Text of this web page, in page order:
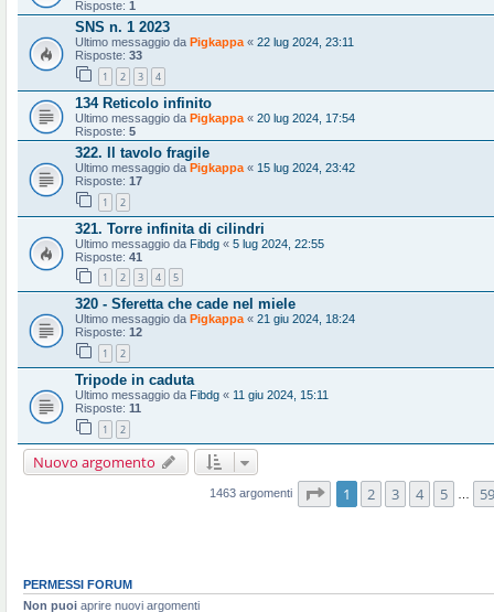
Risposte: 1
SNS n. 1 2023
Ultimo messaggio da Pigkappa« 22 lug 2024, 23:11
Risposte: 33
1 2 3 4
134 Reticolo infinito
Ultimo messaggio da Pigkappa « 20 lug 2024, 17:54
Risposte: 5
322. Il tavolo fragile
Ultimo messaggio da Pigkappa « 15 lug 2024, 23:42
Risposte: 17
1 2
321. Torre infinita di cilindri
Ultimo messaggio da Fibdg « 5 lug 2024, 22:55
Risposte: 41
1 2 3 4 5
320 - Sferetta che cade nel miele
Ultimo messaggio da Pigkappa« 21 giu 2024, 18:24
Risposte: 12
1 2
Tripode in caduta
Ultimo messaggio da Fibdg « 11 giu 2024, 15:11
Risposte: 11
1 2
Nuovo argomento
1463 argomenti Pagina1 di59
1 2 3 4 5 59
PERMESSI FORUM
Non puoi aprire nuovi argomenti